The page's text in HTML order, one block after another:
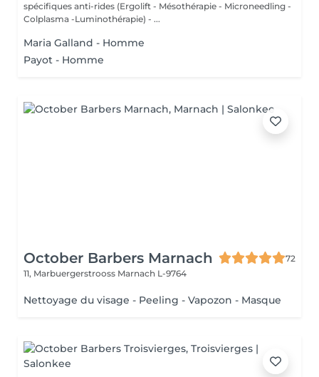
spécifiques anti-rides (Ergolift - Mésothérapie - Microneedling -
Colplasma -Luminothérapie) - ...
Maria Galland - Homme
Payot - Homme
October Barbers Marnach
72
11, Marbuergerstrooss Marnach L-9764
Nettoyage du visage - Peeling - Vapozon - Masque